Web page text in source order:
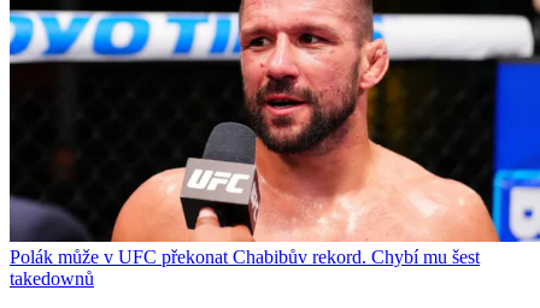
Polák může v UFC překonat Chabibův rekord. Chybí mu šest
takedownů